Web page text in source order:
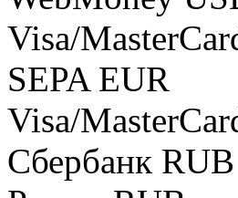
Visa/
SEPA EUR
Visa/
Сбербанк RUB